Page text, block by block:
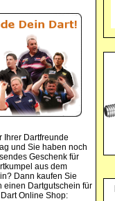
Ihrer Dartfreunde
und Sie haben noch
Geschenk für
aus dem
Dann kaufen Sie
einen Dartgutschein für
Online Shop: